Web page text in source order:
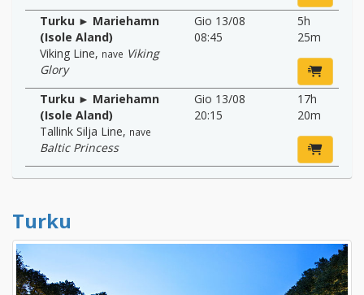
Turku ► Mariehamn
(Isole Aland)
Viking Line, nave Viking
Glory
Gio 13/08
08:45
5h
25m
Turku ► Mariehamn
(Isole Aland)
Tallink Silja Line, nave
Baltic Princess
Gio 13/08
20:15
17h
20m
Turku